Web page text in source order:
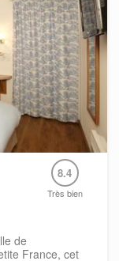
8.4
Très bien
de
France, cet